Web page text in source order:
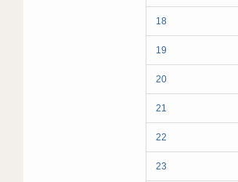
18
19
20
21
22
23